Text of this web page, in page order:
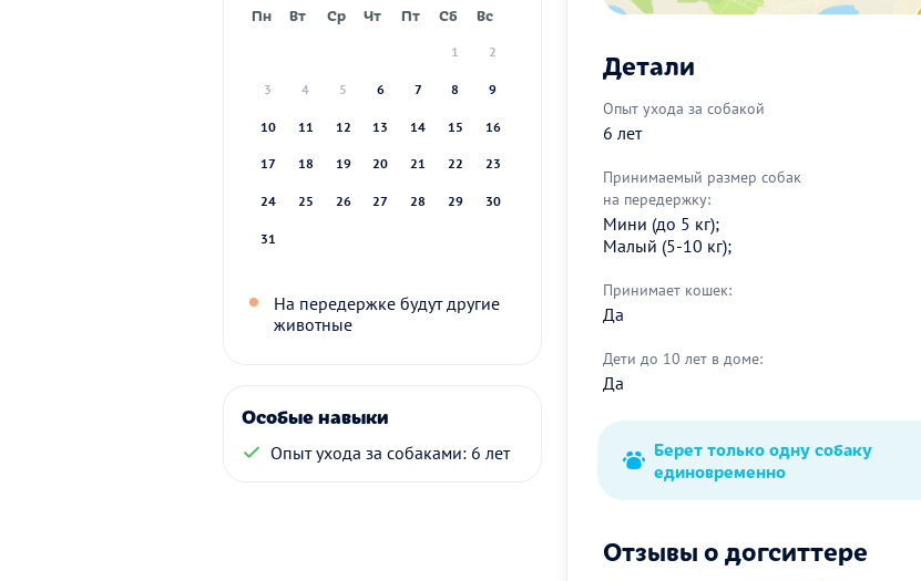
Пн Вт Ср Чт Пт Сб Вс
1 2
3 4 5 6 7 8 9
10 11 12 13 14 15 16
17 18 19 20 21 22 23
24 25 26 27 28 29 30
31
На передержке будут другие
животные
Особые навыки
Опыт ухода за собаками: 6 лет
Детали
Опыт ухода за собакой
6 лет
Принимаемый размер собак
на передержку:
Мини (до 5 кг);
Малый (5-10 кг);
Принимает кошек:
Да
Дети до 10 лет в доме:
Да
Берет только одну собаку
единовременно
Отзывы о догситтере